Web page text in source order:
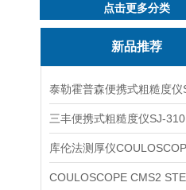
点击更多分类
新品推荐
三丰便携式粗糙度仪SJ-310